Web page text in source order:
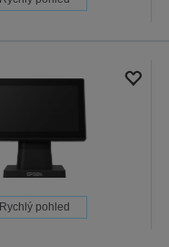
Rychlý pohled